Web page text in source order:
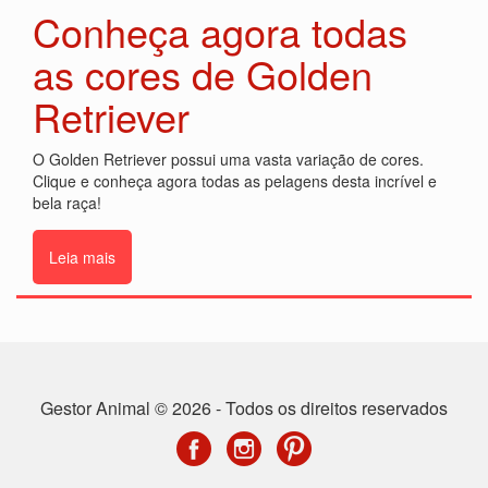
Conheça agora todas
as cores de Golden
Retriever
O Golden Retriever possui uma vasta variação de cores.
Clique e conheça agora todas as pelagens desta incrível e
bela raça!
Leia mais
Gestor Animal © 2026 - Todos os direitos reservados